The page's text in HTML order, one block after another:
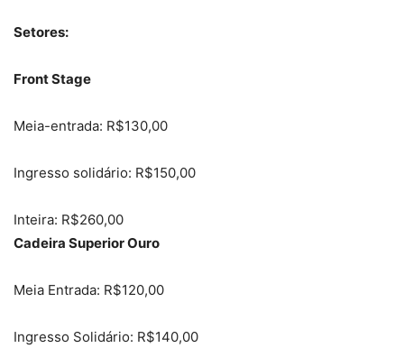
Setores:
Front Stage
Meia-entrada: R$130,00
Ingresso solidário: R$150,00
Inteira: R$260,00
Cadeira Superior Ouro
Meia Entrada: R$120,00
Ingresso Solidário: R$140,00